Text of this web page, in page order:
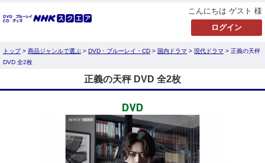
こんにちは ゲスト 様
トップ> 商品ジャンルで選ぶ > DVD・ブルーレイ・CD > 国内ドラマ > 現代ドラマ > 正義の天秤
DVD 全2枚
正義の天秤 DVD 全2枚